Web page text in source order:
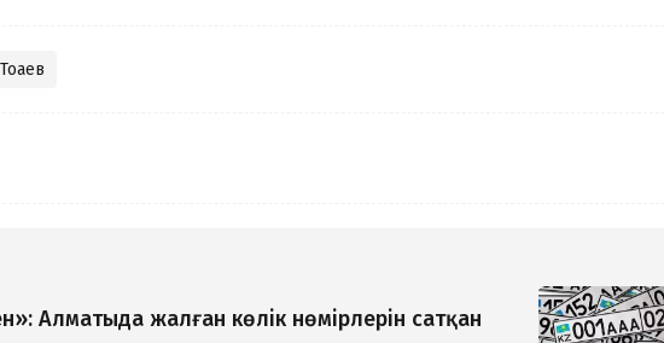
Алматыда жалған көлік нөмірлерін сатқан